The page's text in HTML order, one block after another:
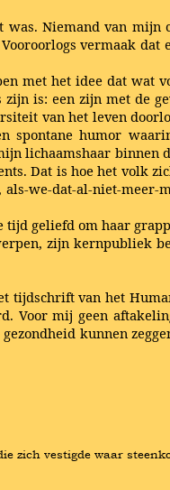
Niemand van mijn
vermaak
met het idee dat wat
is: een zijn met de
van het leven
humor
lichaamshaar binnen
Dat is hoe het volk
we-dat-al-niet-meer-
geliefd om haar
zijn kernpubliek
tijdschrift van het
Voor mij geen
kunnen
zich vestigde waar